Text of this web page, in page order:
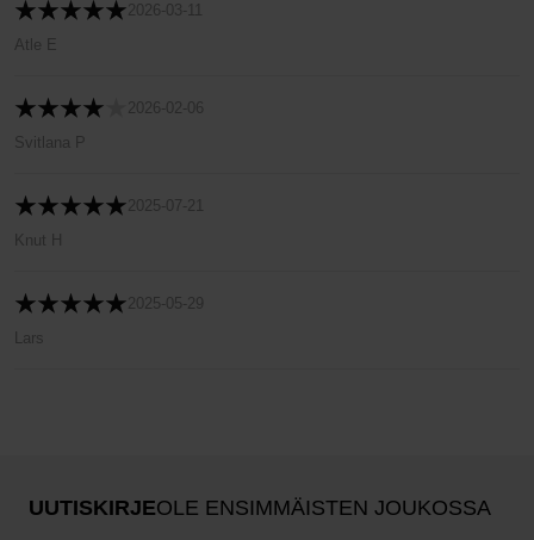
2026-03-11
Atle E
2026-02-06
Svitlana P
2025-07-21
Knut H
2025-05-29
Lars
UUTISKIRJEOLE ENSIMMÄISTEN JOUKOSSA